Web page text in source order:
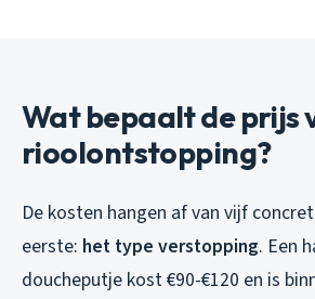
Wat bepaalt de prijs
rioolontstopping?
De kosten hangen af van vijf
eerste: het type verstopping. Een
doucheputje kost €90-€120 en is